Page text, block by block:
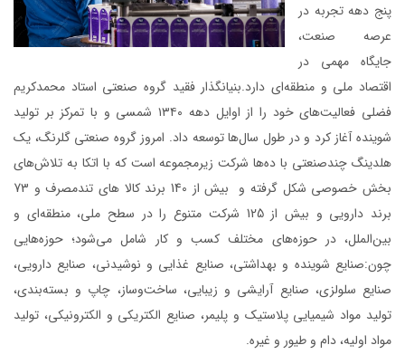
پنج دهه تجربه در
عرصه صنعت،
جایگاه مهمی در
اقتصاد ملی و منطقه‌ای دارد.بنیانگذار فقید گروه صنعتی استاد محمدکریم
فضلی فعالیت‌های خود را از اوایل دهه ۱۳۴۰ شمسی و با تمرکز بر تولید
شوینده آغاز کرد و در طول سال‌ها توسعه داد. امروز گروه صنعتی گلرنگ، یک
هلدینگ چند‌صنعتی با ده‌ها شرکت زیرمجموعه است که با اتکا به تلاش‌های
بخش خصوصی شکل گرفته و بیش از 140 برند کالا های تندمصرف و 73
برند دارویی و بیش از 125 شرکت متنوع را در سطح ملی، منطقه‌ای و
بین‌الملل، در حوزه‌های مختلف کسب و کار شامل می‌شود؛ حوزه‌هایی
چون:صنایع شوینده و بهداشتی، صنایع غذایی و نوشیدنی، صنایع دارویی،
صنایع سلولزی، صنایع آرایشی و زیبایی، ساخت‌وساز، چاپ و بسته‌بندی،
تولید مواد شیمیایی پلاستیک و پلیمر، صنایع الکتریکی و الکترونیکی، تولید
مواد اولیه، دام و طیور و غیره.